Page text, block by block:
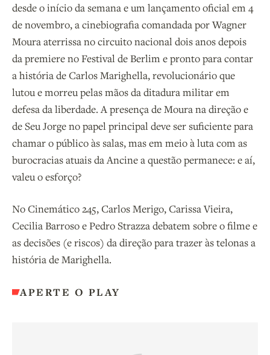
desde o início da semana e um lançamento oficial em 4
de novembro, a cinebiografia comandada por Wagner
Moura aterrissa no circuito nacional dois anos depois
da premiere no Festival de Berlim e pronto para contar
a história de Carlos Marighella, revolucionário que
lutou e morreu pelas mãos da ditadura militar em
defesa da liberdade. A presença de Moura na direção e
de Seu Jorge no papel principal deve ser suficiente para
chamar o público às salas, mas em meio à luta com as
burocracias atuais da Ancine a questão permanece: e aí,
valeu o esforço?
No Cinemático 245, Carlos Merigo, Carissa Vieira,
Cecilia Barroso e Pedro Strazza debatem sobre o filme e
as decisões (e riscos) da direção para trazer às telonas a
história de Marighella.
APERTE O PLAY